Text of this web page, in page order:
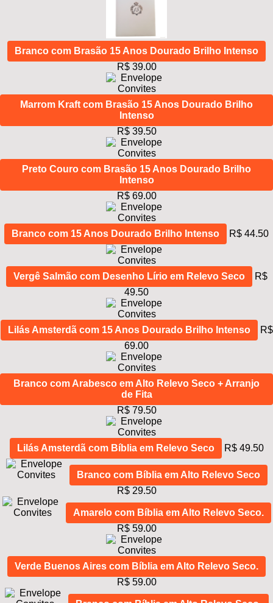
Branco com Brasão 15 Anos Dourado Brilho Intenso
R$ 39.00
Marrom Kraft com Brasão 15 Anos Dourado Brilho
Intenso
R$ 39.50
Preto Couro com Brasão 15 Anos Dourado Brilho
Intenso
R$ 69.00
Branco com 15 Anos Dourado Brilho Intenso R$ 44.50
Vergê Salmão com Desenho Lírio em Relevo Seco
R$
49.50
Lilás Amsterdã com 15 Anos Dourado Brilho Intenso
R$
69.00
Branco com Arabesco em Alto Relevo Seco + Arranjo
de Fita
R$ 79.50
Lilás Amsterdã com Bíblia em Relevo Seco R$ 49.50
Branco com Bíblia em Alto Relevo Seco
R$ 29.50
Amarelo com Bíblia em Alto Relevo Seco.
R$ 59.00
Verde Buenos Aires com Bíblia em Alto Relevo Seco.
R$ 59.00